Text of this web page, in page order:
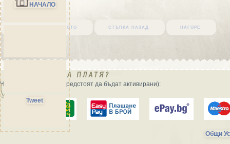
върни се в началото стъпка назад нагоре
Начини на плащане (предстоят да бъдат активирани):
Общи
НАЧАЛО
Tweet